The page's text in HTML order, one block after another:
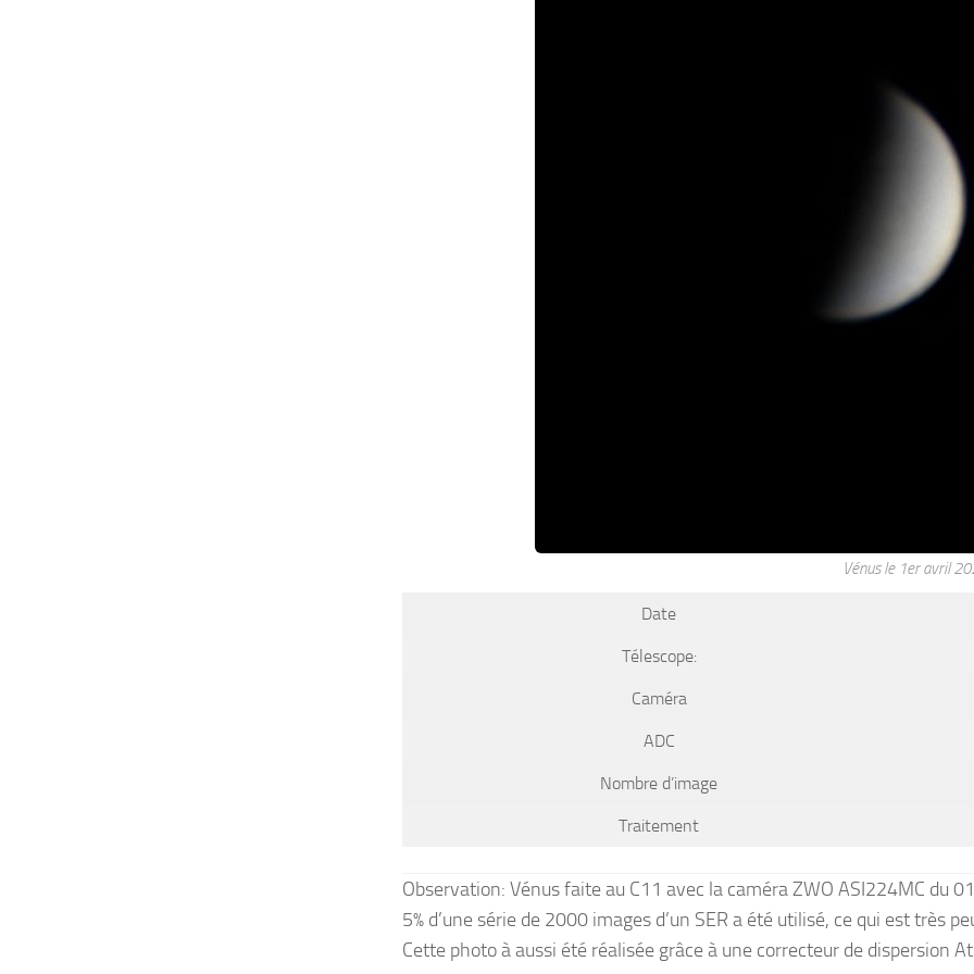
Vénus le 1er avril
Date
Télescope:
Caméra
ADC
Nombre d’image
Traitement
Observation: Vénus faite au C11 avec la caméra ZWO ASI224MC du
5% d’une série de 2000 images d’un SER a été utilisé, ce qui est très
Cette photo à aussi été réalisée grâce à une correcteur de dispersion